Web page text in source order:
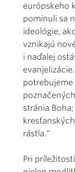
európskeho
pominuli sa
ideológie,
vznikajú
i naďalej
potrebujeme
stránia
rástla.“
Pri